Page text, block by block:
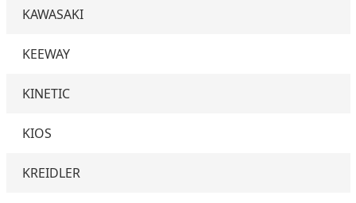
KAWASAKI
KEEWAY
KINETIC
KIOS
KREIDLER